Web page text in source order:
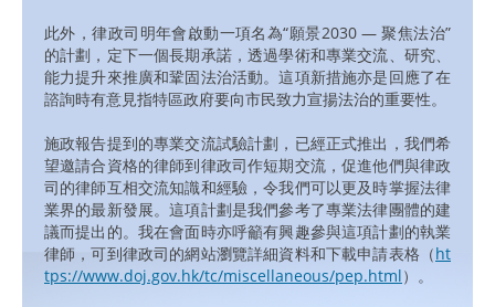
此外，律政司明年會啟動一項名為“願景2030 — 聚焦法治”
的計劃，定下一個長期承諾，透過學術和專業交流、研究、
能力提升來推廣和鞏固法治活動。這項新措施亦是回應了在
諮詢時有意見指特區政府要向市民致力宣揚法治的重要性。
施政報告提到的專業交流試驗計劃，已經正式推出，我們希
望邀請合資格的律師到律政司作短期交流，促進他們與律政
司的律師互相交流知識和經驗，令我們可以更及時掌握法律
業界的最新發展。這項計劃是我們參考了專業法律團體的建
議而提出的。我在會面時亦呼籲有興趣參與這項計劃的執業
律師，可到律政司的網站瀏覽詳細資料和下載申請表格（ht
tps://www.doj.gov.hk/tc/miscellaneous/pep.html）。